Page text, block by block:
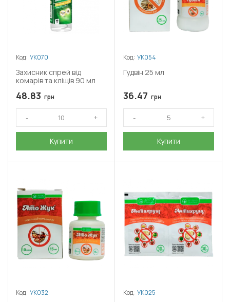
Код: УК070
Захисник спрей від
комарів та кліщів 90 мл
48.83 грн
Купити
Код: УК054
Гудвін 25 мл
36.47 грн
Купити
Код: УК032 Код: УК025